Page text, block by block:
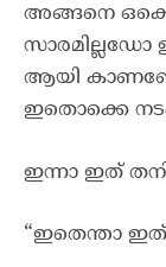
അങ്ങനെ
ആയി
ഇതൊക്കെ
ഇന്നാ ഇത്
“ഇതെന്താ